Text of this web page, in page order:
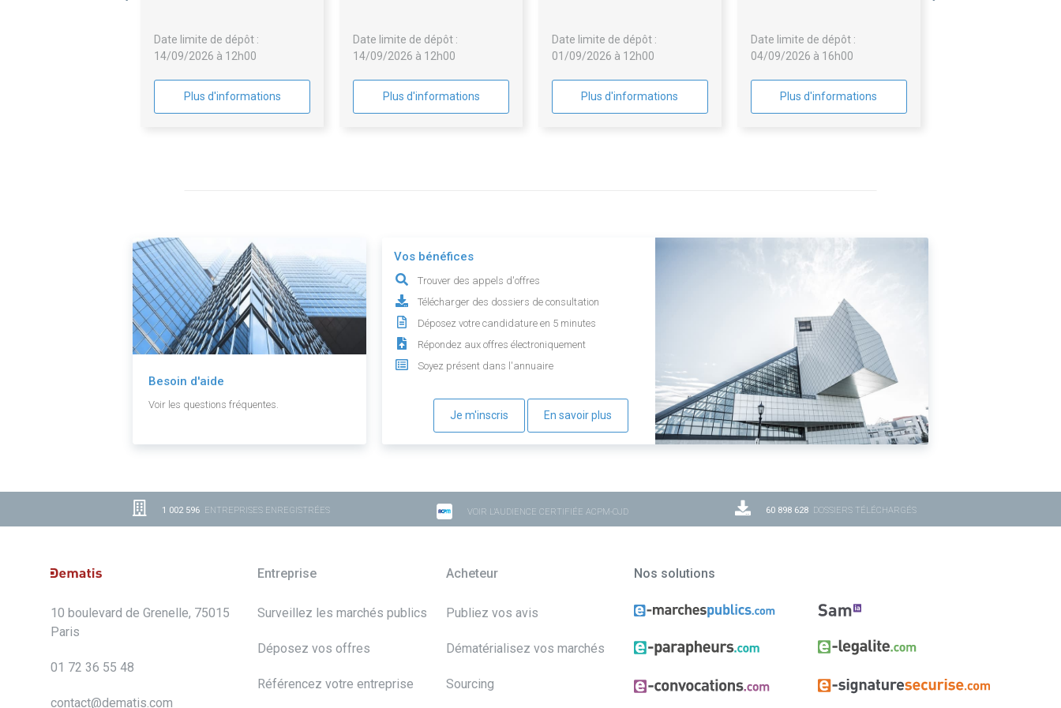
Date limite de dépôt :
14/09/2026 à 12h00
Plus d'informations
Date limite de dépôt :
14/09/2026 à 12h00
Plus d'informations
Bordeaux
Date limite de dépôt :
01/09/2026 à 12h00
Plus d'informations
n°6
Date limite de dépôt :
04/09/2026 à 16h00
Plus d'informations
Besoin d'aide
Voir les questions fréquentes.
Vos bénéfices
Trouver des appels d'offres
Télécharger des dossiers de consultation
Déposez votre candidature en 5 minutes
Répondez aux offres électroniquement
Soyez présent dans l'annuaire
Je m'inscris En savoir plus
1 002 596 ENTREPRISES ENREGISTRÉES VOIR L'AUDIENCE CERTIFIÉE ACPM-OJD 60 898 628 DOSSIERS TÉLÉCHARGÉS
10 boulevard de Grenelle, 75015
Paris
01 72 36 55 48
contact@dematis.com
Entreprise
Surveillez les marchés publics
Déposez vos offres
Référencez votre entreprise
Acheteur
Publiez vos avis
Dématérialisez vos marchés
Sourcing
Nos solutions